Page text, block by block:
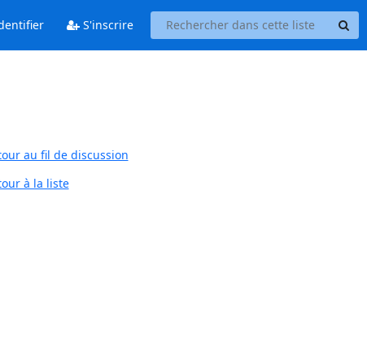
S'inscrire
au fil de discussion
à la liste